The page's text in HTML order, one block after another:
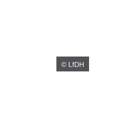
© LfDH